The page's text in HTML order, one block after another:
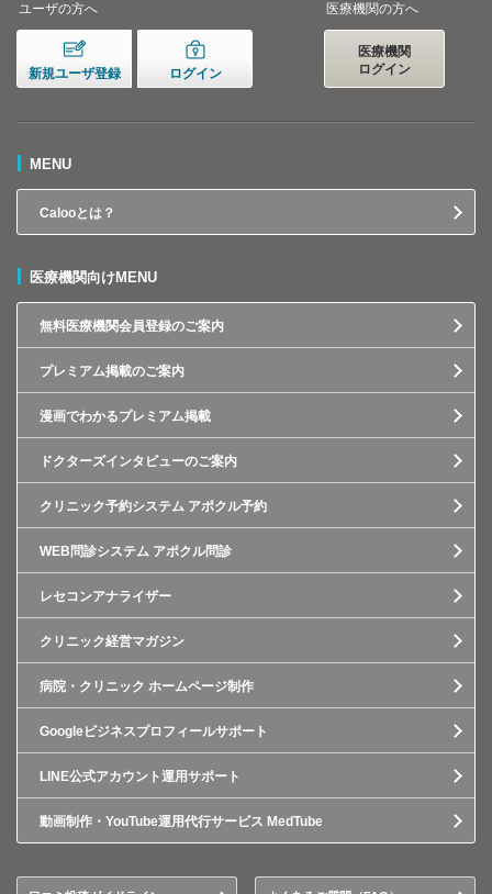
ユーザの方へ
新規ユーザ登録 ログイン
医療機関の方へ
医療機関
ログイン
MENU
Calooとは？
医療機関向けMENU
無料医療機関会員登録のご案内
プレミアム掲載のご案内
漫画でわかるプレミアム掲載
ドクターズインタビューのご案内
クリニック予約システム アポクル予約
WEB問診システム アポクル問診
レセコンアナライザー
クリニック経営マガジン
病院・クリニック ホームページ制作
Googleビジネスプロフィールサポート
LINE公式アカウント運用サポート
動画制作・YouTube運用代行サービス MedTube